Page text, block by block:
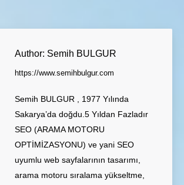
Author: Semih BULGUR
https://www.semihbulgur.com
Semih BULGUR , 1977 Yılında
Sakarya’da doğdu.5 Yıldan Fazladır
SEO (ARAMA MOTORU
OPTİMİZASYONU) ve yani SEO
uyumlu web sayfalarının tasarımı,
arama motoru sıralama yükseltme,